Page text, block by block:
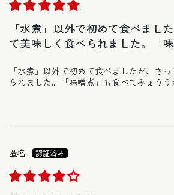
「水煮」以外で初めて食べまし
て美味しく食べられました。「
「水煮」以外で初めて食べましたが、さ
られました。「味噌煮」も食べてみょうう
匿名